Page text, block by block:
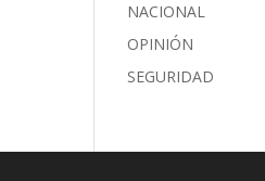
NACIONAL
OPINIÓN
SEGURIDAD